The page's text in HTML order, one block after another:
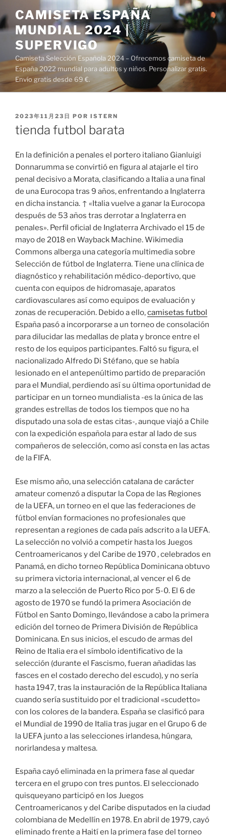
al
contenido
CAMISETA ESPAÑA
MUNDIAL 2024 |
SUPERVIGO
Camiseta Selección Española 2024 – Ofrecemos camiseta de
España 2022 mundial para adultos y niños. Personalizar gratis.
Envío gratis desde 69 €.
PUBLICADO
EL
2023年11月23日 POR ISTERN
tienda futbol barata
En la definición a penales el portero italiano Gianluigi
Donnarumma se convirtió en figura al atajarle el tiro
penal decisivo a Morata, clasificando a Italia a una final
de una Eurocopa tras 9 años, enfrentando a Inglaterra
en dicha instancia. ↑ «Italia vuelve a ganar la Eurocopa
después de 53 años tras derrotar a Inglaterra en
penales». Perfil oficial de Inglaterra Archivado el 15 de
mayo de 2018 en Wayback Machine. Wikimedia
Commons alberga una categoría multimedia sobre
Selección de fútbol de Inglaterra. Tiene una clínica de
diagnóstico y rehabilitación médico-deportivo, que
cuenta con equipos de hidromasaje, aparatos
cardiovasculares así como equipos de evaluación y
zonas de recuperación. Debido a ello,camisetas futbol
España pasó a incorporarse a un torneo de consolación
para dilucidar las medallas de plata y bronce entre el
resto de los equipos participantes. Faltó su figura, el
nacionalizado Alfredo Di Stéfano, que se había
lesionado en el antepenúltimo partido de preparación
para el Mundial, perdiendo así su última oportunidad de
participar en un torneo mundialista -es la única de las
grandes estrellas de todos los tiempos que no ha
disputado una sola de estas citas-, aunque viajó a Chile
con la expedición española para estar al lado de sus
compañeros de selección, como así consta en las actas
de la FIFA.
Ese mismo año, una selección catalana de carácter
amateur comenzó a disputar la Copa de las Regiones
de la UEFA, un torneo en el que las federaciones de
fútbol envían formaciones no profesionales que
representan a regiones de cada país adscrito a la UEFA.
La selección no volvió a competir hasta los Juegos
Centroamericanos y del Caribe de 1970 , celebrados en
Panamá, en dicho torneo República Dominicana obtuvo
su primera victoria internacional, al vencer el 6 de
marzo a la selección de Puerto Rico por 5-0. El 6 de
agosto de 1970 se fundó la primera Asociación de
Fútbol en Santo Domingo, llevándose a cabo la primera
edición del torneo de Primera División de República
Dominicana. En sus inicios, el escudo de armas del
Reino de Italia era el símbolo identificativo de la
selección (durante el Fascismo, fueran añadidas las
fasces en el costado derecho del escudo), y no sería
hasta 1947, tras la instauración de la República Italiana
cuando sería sustituido por el tradicional «scudetto»
con los colores de la bandera. España se clasificó para
el Mundial de 1990 de Italia tras jugar en el Grupo 6 de
la UEFA junto a las selecciones irlandesa, húngara,
norirlandesa y maltesa.
España cayó eliminada en la primera fase al quedar
tercera en el grupo con tres puntos. El seleccionado
quisqueyano participó en los Juegos
Centroamericanos y del Caribe disputados en la ciudad
colombiana de Medellín en 1978. En abril de 1979, cayó
eliminado frente a Haití en la primera fase del torneo